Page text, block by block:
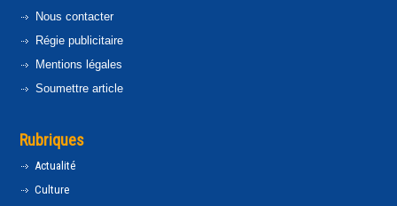
Nous contacter
Régie publicitaire
Mentions légales
Soumettre article
Rubriques
Actualité
Culture